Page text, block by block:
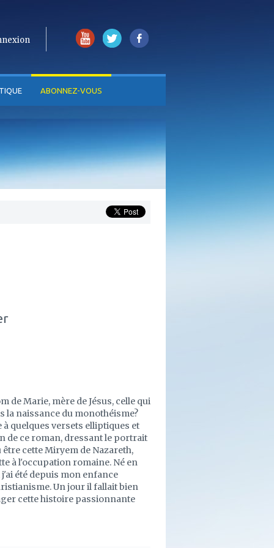
ABONNEZ-VOUS
Marie, mère de Jésus, celle qui
naissance du monothéisme?
quelques versets elliptiques et
de ce roman, dressant le portrait
cette Miryem de Nazareth,
à l'occupation romaine. Né en
été depuis mon enfance
Un jour il fallait bien
cette histoire passionnante